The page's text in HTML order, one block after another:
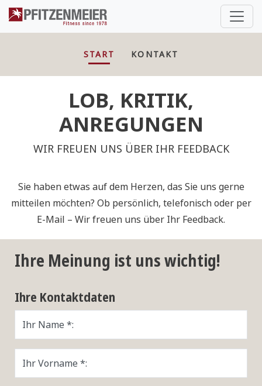
Pfitzenmeier
START KONTAKT
LOB, KRITIK,
ANREGUNGEN
WIR FREUEN UNS ÜBER IHR FEEDBACK
Sie haben etwas auf dem Herzen, das Sie uns gerne
mitteilen möchten? Ob persönlich, telefonisch oder per
E-Mail – Wir freuen uns über Ihr Feedback.
Ihre Meinung ist uns wichtig!
Ihre Kontaktdaten
Ihr Name *:
Ihr Vorname *: